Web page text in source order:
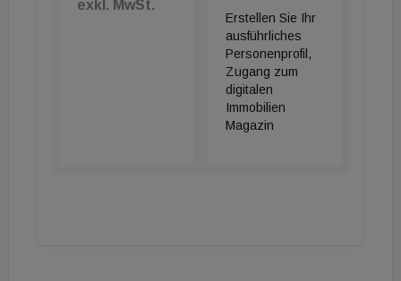
exkl. MwSt.
Erstellen Sie Ihr
ausführliches
Personenprofil,
Zugang zum
digitalen
Immobilien
Magazin